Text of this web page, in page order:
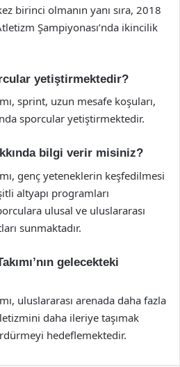
birinci olmanın yanı sıra, 2018
Şampiyonası’nda ikincilik
yetiştirmektedir?
sprint, uzun mesafe koşuları,
sporcular yetiştirmektedir.
bilgi verir misiniz?
genç yeteneklerin keşfedilmesi
altyapı programları
ulusal ve uluslararası
sunmaktadır.
gelecekteki
uluslararası arenada daha fazla
daha ileriye taşımak
hedeflemektedir.